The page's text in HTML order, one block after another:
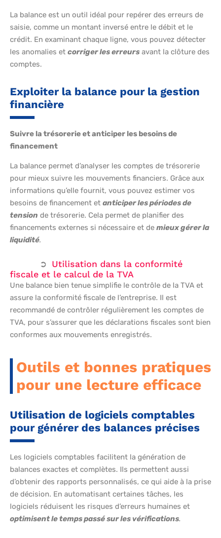
La balance est un outil idéal pour repérer des erreurs de
saisie, comme un montant inversé entre le débit et le
crédit. En examinant chaque ligne, vous pouvez détecter
les anomalies et corriger les erreurs avant la clôture des
comptes.
Exploiter la balance pour la gestion
financière
Suivre la trésorerie et anticiper les besoins de
financement
La balance permet d’analyser les comptes de trésorerie
pour mieux suivre les mouvements financiers. Grâce aux
informations qu’elle fournit, vous pouvez estimer vos
besoins de financement et anticiper les périodes de
tension de trésorerie. Cela permet de planifier des
financements externes si nécessaire et de mieux gérer la
liquidité.
Utilisation dans la conformité
fiscale et le calcul de la TVA
Une balance bien tenue simplifie le contrôle de la TVA et
assure la conformité fiscale de l’entreprise. Il est
recommandé de contrôler régulièrement les comptes de
TVA, pour s’assurer que les déclarations fiscales sont bien
conformes aux mouvements enregistrés.
Outils et bonnes pratiques
pour une lecture efficace
Utilisation de logiciels comptables
pour générer des balances précises
Les logiciels comptables facilitent la génération de
balances exactes et complètes. Ils permettent aussi
d’obtenir des rapports personnalisés, ce qui aide à la prise
de décision. En automatisant certaines tâches, les
logiciels réduisent les risques d’erreurs humaines et
optimisent le temps passé sur les vérifications.